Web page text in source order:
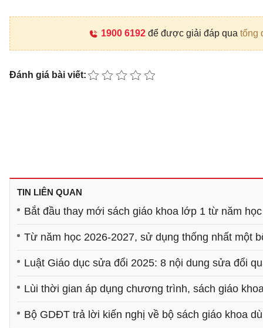
1900 6192để được giải đáp qua tổng
Đánh giá bài viết:
TIN LIÊN QUAN
Bắt đầu thay mới sách giáo khoa lớp 1 từ năm
Từ năm học 2026-2027, sử dụng thống nhất một
Luật Giáo dục sửa đổi 2025: 8 nội dung sửa đổi
Lùi thời gian áp dụng chương trình, sách giáo
Bộ GDĐT trả lời kiến nghị về bộ sách giáo khoa